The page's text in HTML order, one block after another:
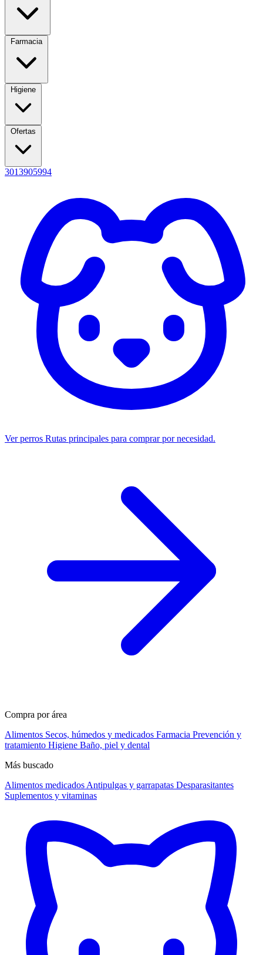
Farmacia
Higiene
Ofertas
3013905994
Ver perros Rutas principales para comprar por necesidad.
Compra por área
Alimentos Secos, húmedos y medicados Farmacia Prevención y
tratamiento Higiene Baño, piel y dental
Más buscado
Alimentos medicados Antipulgas y garrapatas Desparasitantes
Suplementos y vitaminas